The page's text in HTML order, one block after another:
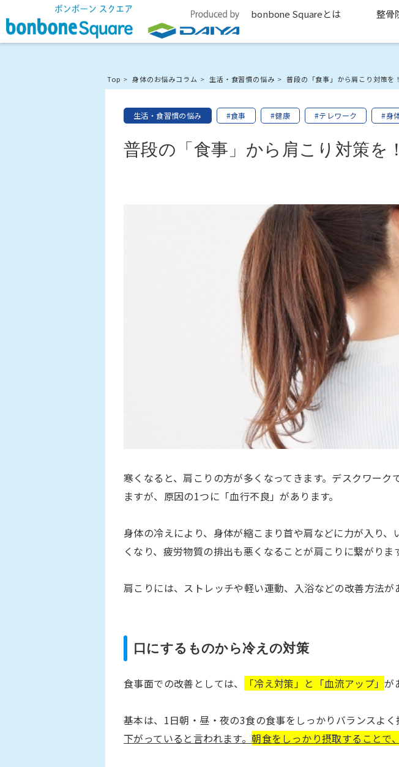
bonbone Squareとは 整骨
Top 身体のお悩みコラム 生活・食習慣の悩み 普段の「食事」から肩こり対策を
生活・食習慣の悩み #食事 #健康 #テレワーク #身
普段の「食事」から肩こり対策を
寒くなると、肩こりの方が多くなってきます。デスクワー
ますが、原因の1つに「血行不良」があります。
身体の冷えにより、身体が縮こまり首や肩などに力が入り
くなり、疲労物質の排出も悪くなることが肩こりに繋がりま
肩こりには、ストレッチや軽い運動、入浴などの改善方法
口にするものから冷えの対策
食事面での改善としては、 「冷え対策」と「血流アップ」が
基本は、1日朝・昼・夜の3食の食事をしっかりバランスよく
下がっていると言われます。朝食をしっかり摂取することで